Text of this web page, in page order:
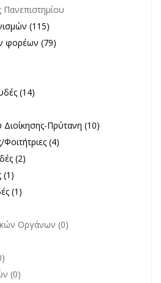
Πανεπιστημίου filter
Πανεπιστημίου
filter
(115)
φορέων filter
φορέων (79)
Σπουδές filter
(14)
Διοίκησης-Πρύτανη filter
Πρύτανη (10)
Φοιτήτριες filter
(4)
filter
(2)
filter
(1)
filter
(1)
Οργάνων (0)
(0)